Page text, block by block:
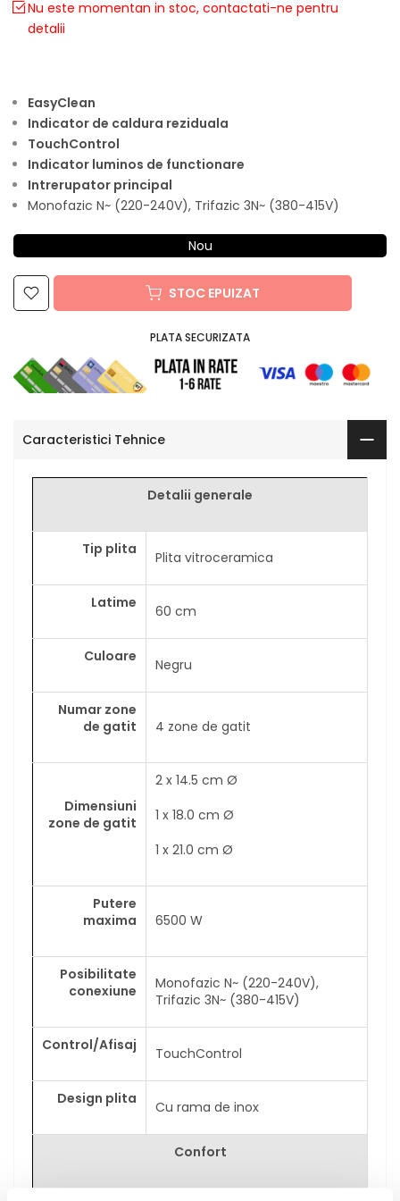
Nu este momentan in stoc, contactati-ne pentru
detalii
EasyClean
Indicator de caldura reziduala
TouchControl
Indicator luminos de functionare
Intrerupator principal
Monofazic N~ (220-240V), Trifazic 3N~ (380-415V)
Nou
STOC EPUIZAT
PLATA SECURIZATA
Caracteristici Tehnice
Detalii generale
Tip plita Plita vitroceramica
Latime 60 cm
Culoare Negru
Numar zone
de gatit
4 zone de gatit
Dimensiuni
zone de gatit
2 x 14.5 cm Ø
1 x 18.0 cm Ø
1 x 21.0 cm Ø
Putere
maxima
6500 W
Posibilitate
conexiune
Monofazic N~ (220-240V),
Trifazic 3N~ (380-415V)
Control/Afisaj TouchControl
Design plita Cu rama de inox
Confort